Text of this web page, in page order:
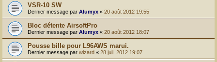
VSR-10 SW
Dernier message par Alumyx « 20 août 2012 19:55
Bloc détente AirsoftPro
Dernier message par Alumyx « 20 août 2012 18:07
Pousse bille pour L96AWS marui.
Dernier message par wizard « 28 juil. 2012 19:07